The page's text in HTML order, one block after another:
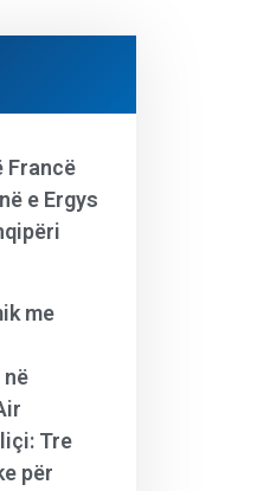
Francë
e Ergys
me
Tre
për